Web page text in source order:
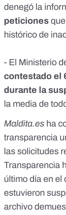
denegó la
peticiones
histórico de
- El Ministerio
contestado el
durante la
la media de
Maldita.es ha
transparencia
las solicitudes
Transparencia
último día en el
estuvieron
archivo